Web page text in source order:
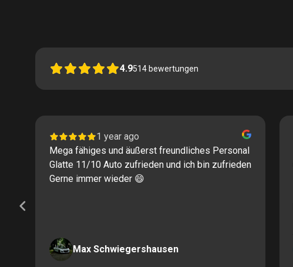
4.9514 bewertungen
1 year ago
Mega fähiges und äußerst freundliches Personal
Glatte 11/10 Auto zufrieden und ich bin zufrieden
Gerne immer wieder 😄
Max Schwiegershausen